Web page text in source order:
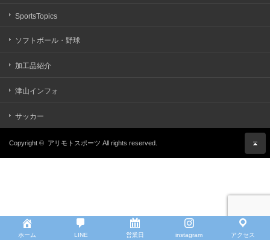
SportsTopics
ソフトボール・野球
加工品紹介
津山インフォ
サッカー
Copyright © アリモトスポーツ All rights reserved.
ホーム LINE 営業日 instagram アクセス